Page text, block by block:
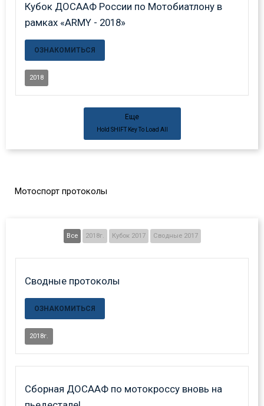
Кубок ДОСААФ России по Мотобиатлону в
рамках «ARMY - 2018»
ОЗНАКОМИТЬСЯ
2018
Еще
Hold SHIFTKey To Load All
Мотоспорт протоколы
Все 2018г. Кубок 2017 Сводные 2017
Сводные протоколы
ОЗНАКОМИТЬСЯ
2018г.
Сборная ДОСААФ по мотокроссу вновь на